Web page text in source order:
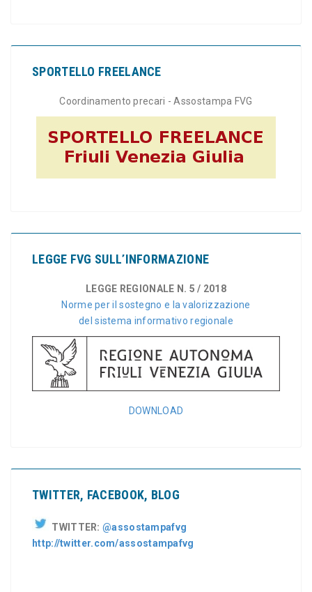
SPORTELLO FREELANCE
Coordinamento precari - Assostampa FVG
LEGGE FVG SULL’INFORMAZIONE
LEGGE REGIONALE N. 5 / 2018
Norme per il sostegno e la valorizzazione
del sistema informativo regionale
DOWNLOAD
TWITTER, FACEBOOK, BLOG
TWITTER:@assostampafvg
http://twitter.com/assostampafvg